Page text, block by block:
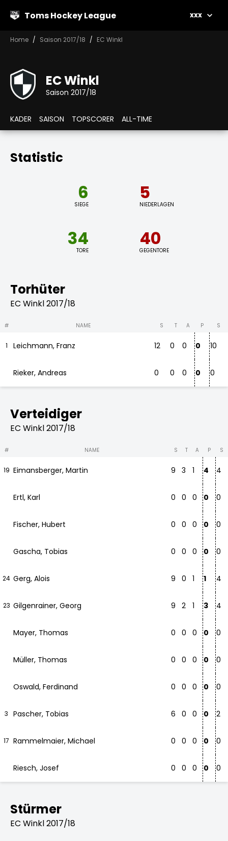
Toms Hockey League xxx
Home Saison 2017/18 EC Winkl
EC Winkl
Saison 2017/18
KADER SAISON TOPSCORER ALL-TIME
Statistic
6
SIEGE
5
NIEDERLAGEN
34
TORE
40
GEGENTORE
Torhüter
EC Winkl 2017/18
# NAME S T A P S
1 Leichmann, Franz 12 0 0 0 10
Rieker, Andreas 0 0 0 0 0
Verteidiger
EC Winkl 2017/18
# NAME S T A P S
19 Eimansberger, Martin 9 3 1 4 4
Ertl, Karl 0 0 0 0 0
Fischer, Hubert 0 0 0 0 0
Gascha, Tobias 0 0 0 0 0
24 Gerg, Alois 9 0 1 1 4
23 Gilgenrainer, Georg 9 2 1 3 4
Mayer, Thomas 0 0 0 0 0
Müller, Thomas 0 0 0 0 0
Oswald, Ferdinand 0 0 0 0 0
3 Pascher, Tobias 6 0 0 0 2
17 Rammelmaier, Michael 0 0 0 0 0
Riesch, Josef 0 0 0 0 0
Stürmer
EC Winkl 2017/18